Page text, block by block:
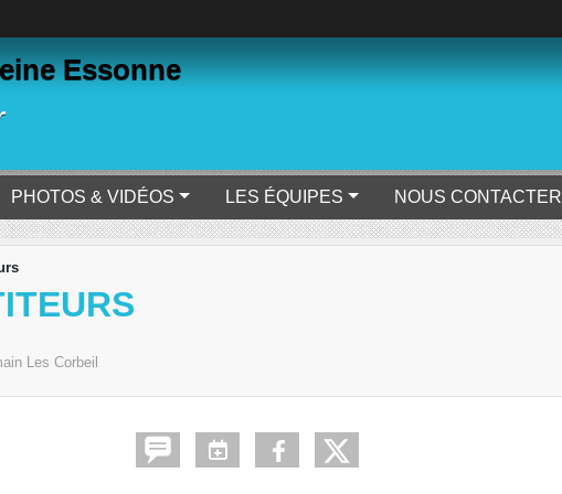
Essonne
PHOTOS & VIDÉOS LES ÉQUIPES NOUS CONTACTER
Les Corbeil